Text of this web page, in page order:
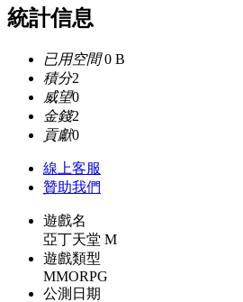
統計信息
已用空間0 B
積分2
威望0
金錢2
貢獻0
線上客服
贊助我們
遊戲名
亞丁天堂 M
遊戲類型
MMORPG
公測日期